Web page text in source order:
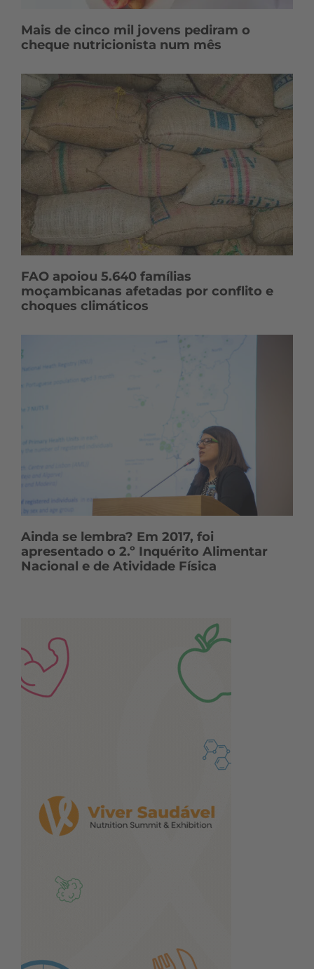
Mais de cinco mil jovens pediram o
cheque nutricionista num mês
FAO apoiou 5.640 famílias
moçambicanas afetadas por conflito e
choques climáticos
Ainda se lembra? Em 2017, foi
apresentado o 2.º Inquérito Alimentar
Nacional e de Atividade Física